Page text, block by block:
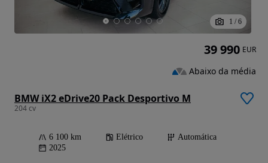
1 / 6
BMW iX2 eDrive20 Pack Desportivo M
204 cv
6 100 km Elétrico
Automática
2025
39 990 EUR
Abaixo da média